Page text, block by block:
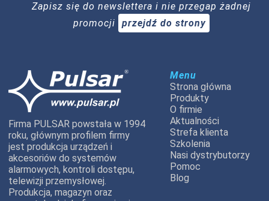
Zapisz się do newslettera i nie przegap żadnej
promocji
przejdź do strony
Firma PULSAR powstała w 1994
roku, głównym profilem firmy
jest produkcja urządzeń i
akcesoriów do systemów
alarmowych, kontroli dostępu,
telewizji przemysłowej.
Produkcja, magazyn oraz
Menu
Strona główna
Produkty
O firmie
Aktualności
Strefa klienta
Szkolenia
Nasi dystrybutorzy
Pomoc
Blog